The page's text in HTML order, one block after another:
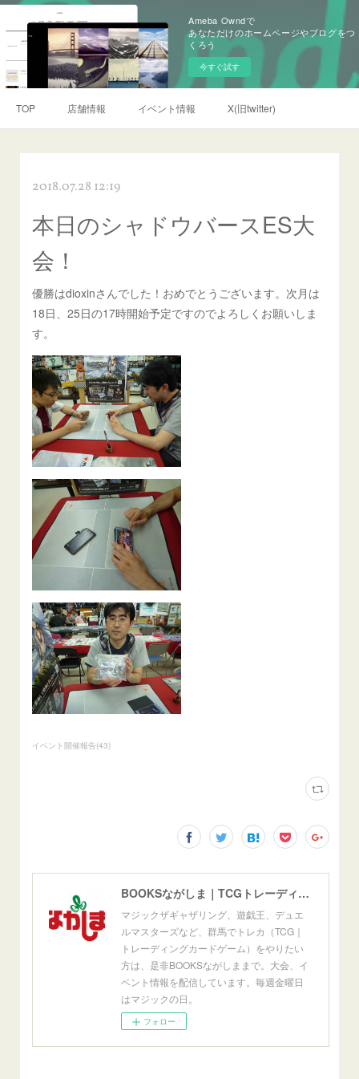
Ameba Owndで
あなただけのホームページやブログをつ
くろう
今すぐ試す
TOP 店舗情報 イベント情報 X(旧twitter)
2018.07.28 12:19
本日のシャドウバースES大
会！
優勝はdioxinさんでした！おめでとうございます。次月は
18日、25日の17時開始予定ですのでよろしくお願いしま
す。
イベント開催報告(43)
BOOKSながしま｜TCGトレーディングカードゲーム群馬県高崎市
マジックザギャザリング、遊戯王、デュエ
ルマスターズなど、群馬でトレカ（TCG｜
トレーディングカードゲーム）をやりたい
方は、是非BOOKSながしままで。大会、イ
ベント情報を配信しています。毎週金曜日
はマジックの日。
フォロー